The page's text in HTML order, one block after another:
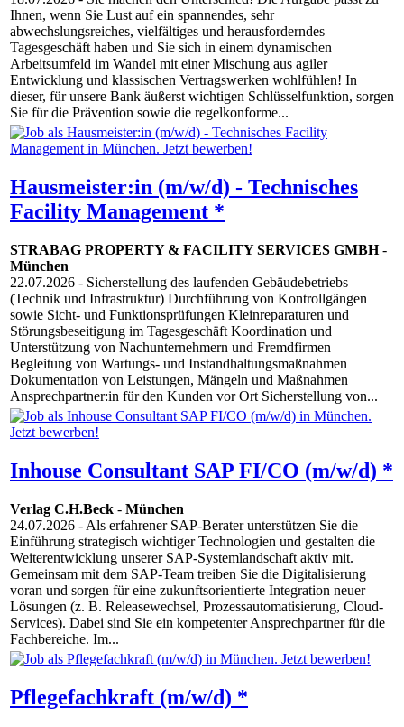
Ihnen, wenn Sie Lust auf ein spannendes, sehr
abwechslungsreiches, vielfältiges und herausforderndes
Tagesgeschäft haben und Sie sich in einem dynamischen
Arbeitsumfeld im Wandel mit einer Mischung aus agiler
Entwicklung und klassischen Vertragswerken wohlfühlen! In
dieser, für unsere Bank äußerst wichtigen Schlüsselfunktion, sorgen
Sie für die Prävention sowie die regelkonforme...
Hausmeister:in (m/w/d) - Technisches
Facility Management *
STRABAG PROPERTY & FACILITY SERVICES GMBH-
München
22.07.2026 - Sicherstellung des laufenden Gebäudebetriebs
(Technik und Infrastruktur) Durchführung von Kontrollgängen
sowie Sicht- und Funktionsprüfungen Kleinreparaturen und
Störungsbeseitigung im Tagesgeschäft Koordination und
Unterstützung von Nachunternehmern und Fremdfirmen
Begleitung von Wartungs- und Instandhaltungsmaßnahmen
Dokumentation von Leistungen, Mängeln und Maßnahmen
Ansprechpartner:in für den Kunden vor Ort Sicherstellung von...
Inhouse Consultant SAP FI/CO (m/w/d) *
Verlag C.H.Beck - München
24.07.2026 - Als erfahrener SAP-Berater unterstützen Sie die
Einführung strategisch wichtiger Technologien und gestalten die
Weiterentwicklung unserer SAP-Systemlandschaft aktiv mit.
Gemeinsam mit dem SAP-Team treiben Sie die Digitalisierung
voran und sorgen für eine zukunftsorientierte Integration neuer
Lösungen (z. B. Releasewechsel, Prozessautomatisierung, Cloud-
Services). Dabei sind Sie ein kompetenter Ansprechpartner für die
Fachbereiche. Im...
Pflegefachkraft (m/w/d) *